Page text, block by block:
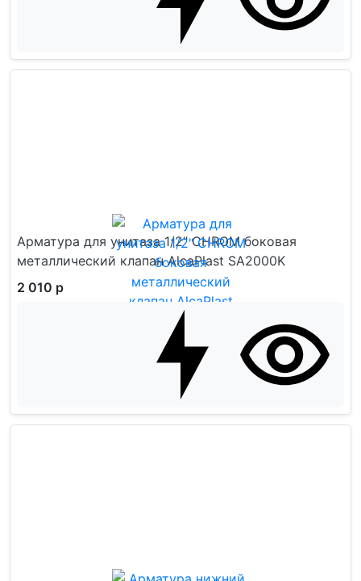
Арматура для унитаза 1/2" CHROM боковая
металлический клапан AlcaPlast SA2000K
2 010 р